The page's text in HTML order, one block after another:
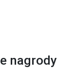
nagrody